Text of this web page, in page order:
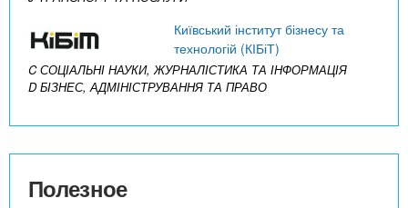
Київський інститут бізнесу та
технологій (КІБіТ)
C СОЦІАЛЬНІ НАУКИ, ЖУРНАЛІСТИКА ТА ІНФОРМАЦІЯ
D БІЗНЕС, АДМІНІСТРУВАННЯ ТА ПРАВО
Полезное